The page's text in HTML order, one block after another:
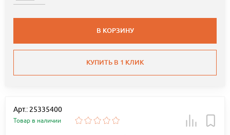
В КОРЗИНУ
КУПИТЬ В 1 КЛИК
Арт.: 25335400
Товар в наличии